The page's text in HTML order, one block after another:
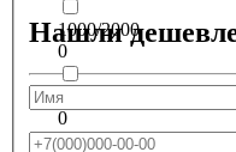
1000/2000
0
1000/1000
0
Нашли